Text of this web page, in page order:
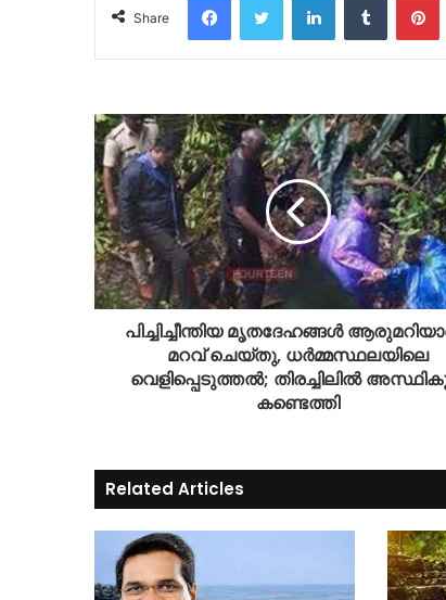
Share
പിച്ചിച്ചീന്തിയ മൃതദേഹങ്ങൾ
മറവ് ചെയ്തു, ധര്‍മ്മസ്ഥലയിലെ
വെളിപ്പെടുത്തൽ; തിരച്ചിലിൽ
കണ്ടെത്തി
Related Articles